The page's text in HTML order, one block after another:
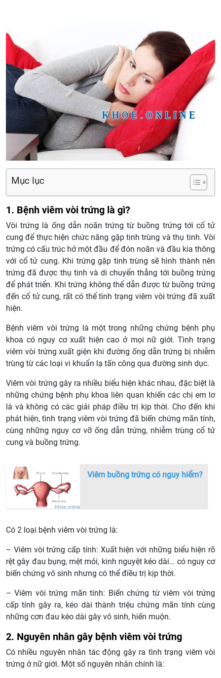
Mục lục
1. Bệnh viêm vòi trứng là gì?
Vòi trứng là ống dẫn noãn trứng từ buồng trứng tới cổ tử
cung để thực hiện chức năng gặp tinh trùng và thụ tinh. Vòi
trứng có cấu trúc hở một đầu để đón noãn và đầu kia thông
với cổ tử cung. Khi trứng gặp tinh trùng sẽ hình thành nên
trứng đã được thụ tinh và di chuyển thẳng tới buồng trứng
để phát triển. Khi trứng không thể dẫn được từ buồng trứng
đến cổ tử cung, rất có thể tình trạng viêm vòi trứng đã xuất
hiện.
Bệnh viêm vòi trứng là một trong những chứng bệnh phụ
khoa có nguy cơ xuất hiện cao ở mọi nữ giới. Tình trạng
viêm vòi trứng xuất giện khi đường ống dẫn trứng bị nhiễm
trùng từ các loại vi khuẩn lạ tấn công qua đường sinh dục.
Viêm vòi trứng gây ra nhiều biểu hiện khác nhau, đặc biệt là
những chứng bệnh phụ khoa liên quan khiến các chị em lơ
là và không có các giải pháp điều trị kịp thời. Cho đến khi
phát hiện, tình trạng viêm vòi trứng đã biến chứng mãn tính,
cùng những nguy cơ vỡ ống dẫn trứng, nhiễm trùng cổ tử
cung và buồng trứng.
Viêm buồng trứng có nguy hiểm?
Có 2 loại bệnh viêm vòi trứng là:
– Viêm vòi trứng cấp tính: Xuất hiện với những biểu hiện rõ
rệt gây đau bụng, mệt mỏi, kinh nguyệt kéo dài… có nguy cơ
biến chứng vô sinh nhưng có thể điều trị kịp thời.
– Viêm vòi trứng mãn tính: Biến chứng từ viêm vòi trứng
cấp tính gây ra, kéo dài thành triệu chứng mãn tính cùng
những cơn đau kéo dài gây vô sinh, hiến muộn.
2. Nguyên nhân gây bệnh viêm vòi trứng
Có nhiều nguyên nhân tác động gây ra tình trạng viêm vòi
trứng ở nữ giới. Một số nguyên nhân chính là: